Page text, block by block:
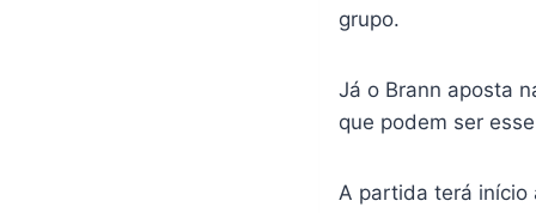
grupo.
Já o Brann aposta
que podem ser
A partida terá início